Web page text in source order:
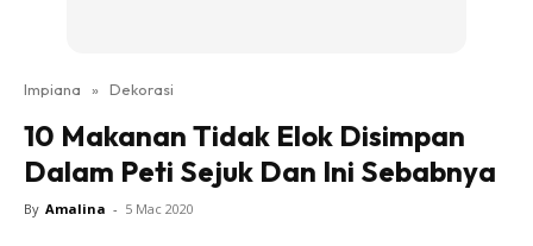
Ruang Makan
Ruang Tamu
Direktori
Impiana » Dekorasi
10 Makanan Tidak Elok Disimpan
Dalam Peti Sejuk Dan Ini Sebabnya
By Amalina - 5 Mac 2020